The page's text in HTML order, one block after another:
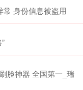
常 身份信息被盗用
脸神器 全国第一_瑞